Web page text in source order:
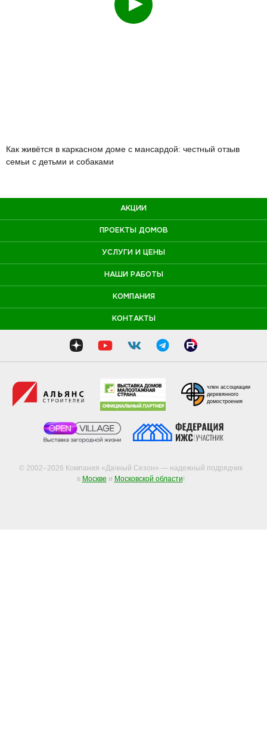
Как живётся в каркасном доме с мансардой: честный отзыв
семьи с детьми и собаками
АКЦИИ
ПРОЕКТЫ ДОМОВ
УСЛУГИ И ЦЕНЫ
НАШИ РАБОТЫ
КОМПАНИЯ
КОНТАКТЫ
© 2002–2026 Компания «Дачный Сезон» — надежный подрядчик
в Москве и Московской области!
член ассоциации
деревянного
домостроения